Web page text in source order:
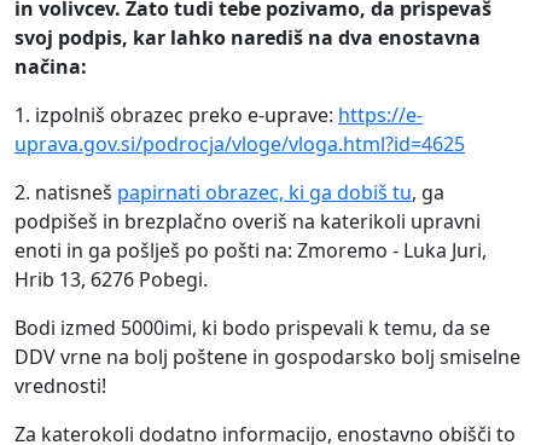
in volivcev. Zato tudi tebe pozivamo, da prispevaš
svoj podpis, kar lahko narediš na dva enostavna
načina:
1. izpolniš obrazec preko e-uprave: https://e-
uprava.gov.si/podrocja/vloge/vloga.html?id=4625
2. natisneš papirnati obrazec, ki ga dobiš tu, ga
podpišeš in brezplačno overiš na katerikoli upravni
enoti in ga pošlješ po pošti na: Zmoremo - Luka Juri,
Hrib 13, 6276 Pobegi.
Bodi izmed 5000imi, ki bodo prispevali k temu, da se
DDV vrne na bolj poštene in gospodarsko bolj smiselne
vrednosti!
Za katerokoli dodatno informacijo, enostavno obišči to